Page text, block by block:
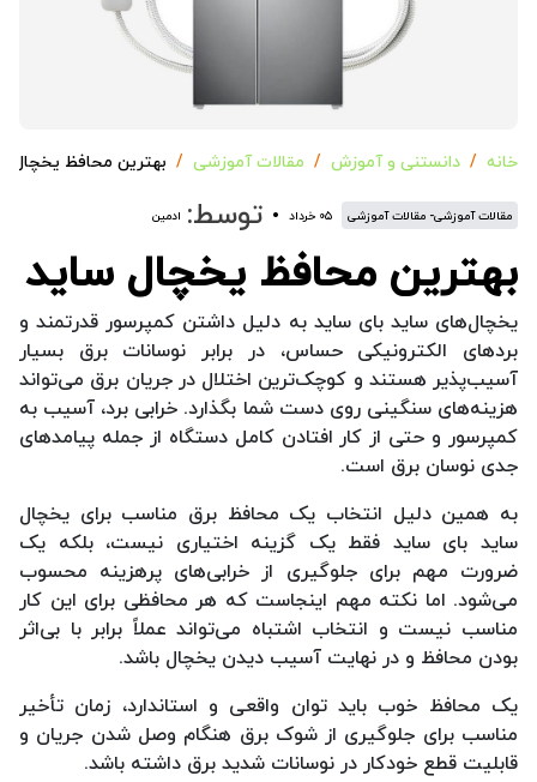
خانه دانستنی و آموزش مقالات آموزشی بهترین محافظ یخچال
مقالات آموزشی- مقالات آموزشی ۰۵ خرداد توسط: ادمین
بهترین محافظ یخچال ساید
یخچال‌های ساید بای ساید به دلیل داشتن کمپرسور قدرتمند و
بردهای الکترونیکی حساس، در برابر نوسانات برق بسیار
آسیب‌پذیر هستند و کوچک‌ترین اختلال در جریان برق می‌تواند
هزینه‌های سنگینی روی دست شما بگذارد. خرابی برد، آسیب به
کمپرسور و حتی از کار افتادن کامل دستگاه از جمله پیامدهای
جدی نوسان برق است.
به همین دلیل انتخاب یک محافظ برق مناسب برای یخچال
ساید بای ساید فقط یک گزینه اختیاری نیست، بلکه یک
ضرورت مهم برای جلوگیری از خرابی‌های پرهزینه محسوب
می‌شود. اما نکته مهم اینجاست که هر محافظی برای این کار
مناسب نیست و انتخاب اشتباه می‌تواند عملاً برابر با بی‌اثر
بودن محافظ و در نهایت آسیب دیدن یخچال باشد.
یک محافظ خوب باید توان واقعی و استاندارد، زمان تأخیر
مناسب برای جلوگیری از شوک برق هنگام وصل شدن جریان و
قابلیت قطع خودکار در نوسانات شدید برق داشته باشد.